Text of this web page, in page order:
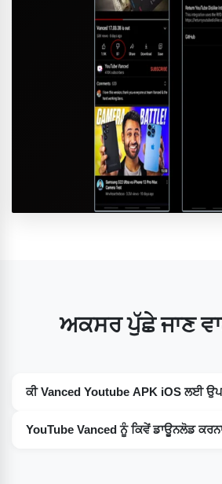
ਅਕਸਰ ਪੁੱਛੇ ਜਾਣ
ਕੀ Vanced Youtube APK iOS ਲਈ
ਦੁੱਖ ਦੀ ਗੱਲ ਹੈ ਕਿ, YouTube Vanced iOS
ਨਾਲ ਨਹੀਂ ਆਉਂਦਾ ਹੈ। ਐਪਲ ਦੀਆਂ ਐਪ ਸਟੋਰ ਤੋਂ
YouTube Vanced ਨੂੰ ਕਿਵੇਂ ਡਾਊਨਲੋਡ